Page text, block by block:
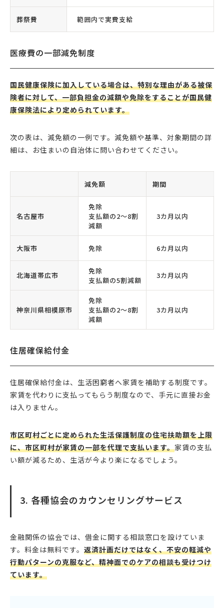
葬祭費 範囲内で実費支給
医療費の一部減免制度
国民健康保険に加入している場合は、特別な理由がある被保
険者に対して、一部負担金の減額や免除をすることが国民健
康保険法により定められています。
次の表は、減免額の一例です。減免額や基準、対象期間の詳
細は、お住まいの自治体に問い合わせてください。
減免額 期間
名古屋市
免除
支払額の2〜8割
減額
3カ月以内
大阪市 免除 6カ月以内
北海道帯広市
免除
支払額の5割減額
3カ月以内
神奈川県相模原市
免除
支払額の2〜8割
減額
3カ月以内
住居確保給付金
住居確保給付金は、生活困窮者へ家賃を補助する制度です。
家賃を代わりに支払ってもらう制度なので、手元に直接お金
は入りません。
市区町村ごとに定められた生活保護制度の住宅扶助額を上限
に、市区町村が家賃の一部を代理で支払います。家賃の支払
い額が減るため、生活が今より楽になるでしょう。
3. 各種協会のカウンセリングサービス
金融関係の協会では、借金に関する相談窓口を設けていま
す。料金は無料です。 返済計画だけではなく、不安の軽減や
行動パターンの克服など、精神面でのケアの相談も受けつけ
ています。